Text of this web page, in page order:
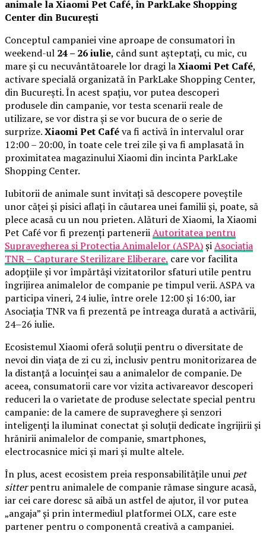
animale laXiaomi Pet Café, în ParkLake Shopping
Center din București
Conceptul campaniei vine aproape de consumatori în
weekend-ul 24 – 26 iulie, când sunt așteptați, cu mic, cu
mare și cu necuvântătoarele lor dragi laXiaomi Pet Café,
activare specială organizată în ParkLake Shopping Center,
din București. În acest spațiu, vor putea descoperi
produsele din campanie, vor testa scenarii reale de
utilizare, se vor distra și se vor bucura de o serie de
surprize.Xiaomi Pet Caféva fi activă în intervalul orar
12:00 – 20:00, în toate cele trei zile și va fi amplasată în
proximitatea magazinului Xiaomi din incinta ParkLake
Shopping Center.
Iubitorii de animale sunt invitați să descopere poveștile
unor căței și pisici aflați în căutarea unei familii și, poate, să
plece acasă cu un nou prieten. Alături de Xiaomi, la Xiaomi
Pet Café vor fi prezenți parteneriiAutoritatea pentru
Supravegherea și Protecția Animalelor (ASPA)șiAsociația
TNR – Capturare Sterilizare Eliberare, care vor facilita
adopțiile și vor împărtăși vizitatorilor sfaturi utile pentru
îngrijirea animalelor de companie pe timpul verii. ASPA va
participa vineri, 24 iulie, între orele 12:00 și 16:00, iar
Asociația TNR va fi prezentă pe întreaga durată a activării,
24–26 iulie.
Ecosistemul Xiaomi oferă soluții pentru o diversitate de
nevoi din viața de zi cu zi, inclusiv pentru monitorizarea de
la distanță a locuinței sau a animalelor de companie. De
aceea, consumatorii care vor vizita activareavor descoperi
reduceri la o varietate de produse selectate special pentru
campanie: de la camere de supraveghere și senzori
inteligenți la iluminat conectat și soluții dedicate îngrijirii și
hrănirii animalelor de companie, smartphones,
electrocasnice mici și mari și multe altele.
În plus, acest ecosistem preia responsabilitățile unui pet
sitterpentru animalele de companie rămase singure acasă,
iar cei care doresc să aibă un astfel de ajutor, îl vor putea
„angaja” și prin intermediul platformei OLX, care este
partener pentru o componentă creativă a campaniei.